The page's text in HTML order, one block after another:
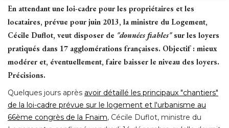
En attendant une loi-cadre pour les propriétaires et les
locataires, prévue pour juin 2013, la ministre du Logement,
Cécile Duflot, veut disposer de "données fiables"sur les loyers
pratiqués dans 17 agglomérations françaises. Objectif : mieux
modérer et, éventuellement, faire baisser le niveau des loyers.
Précisions.
Quelques jours après avoir détaillé les principaux "chantiers"
de la loi-cadre prévue sur le logement et l'urbanisme au
66ème congrès de la Fnaim, Cécile Duflot, ministre du